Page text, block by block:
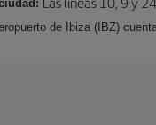
de Ibiza (IBZ)